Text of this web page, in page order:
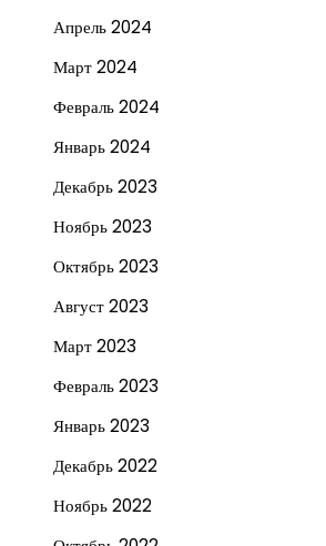
Апрель 2024
Март 2024
Февраль 2024
Январь 2024
Декабрь 2023
Ноябрь 2023
Октябрь 2023
Август 2023
Март 2023
Февраль 2023
Январь 2023
Декабрь 2022
Ноябрь 2022